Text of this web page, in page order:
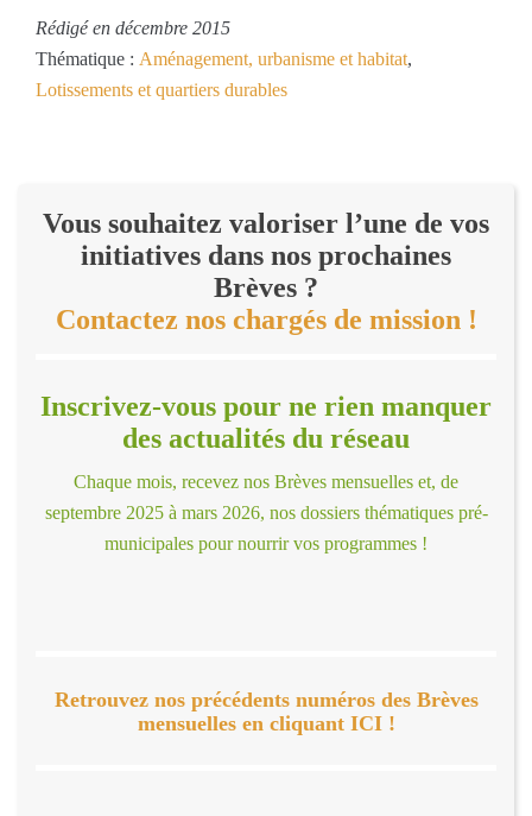
Rédigé en décembre 2015
Thématique : Aménagement, urbanisme et habitat,
Lotissements et quartiers durables
Vous souhaitez valoriser l’une de vos
initiatives dans nos prochaines
Brèves ?
Contactez nos chargés de mission !
Inscrivez-vous pour ne rien manquer
des actualités du réseau
Chaque mois, recevez nos Brèves mensuelles et, de
septembre 2025 à mars 2026, nos dossiers thématiques pré-
municipales pour nourrir vos programmes !
Retrouvez nos précédents numéros des Brèves
mensuelles en cliquant ICI !